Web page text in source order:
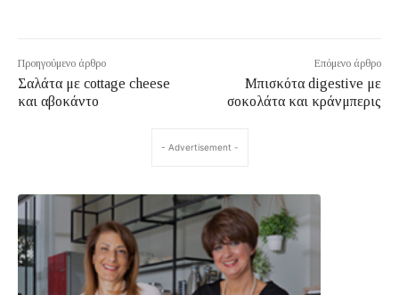
Προηγούμενο άρθρο
Σαλάτα με cottage cheese
και αβοκάντο
Επόμενο άρθρο
Mπισκότα digestive με
σοκολάτα και κράνμπερις
- Advertisement -